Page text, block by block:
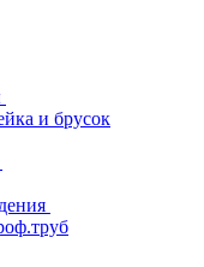
и брусок